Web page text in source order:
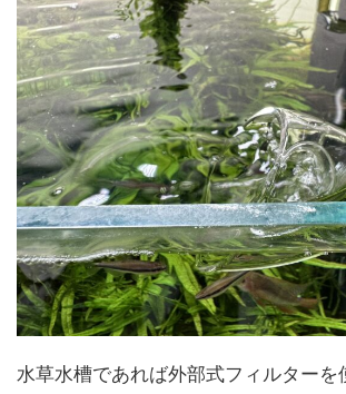
水草水槽であれば外部式フィルターを